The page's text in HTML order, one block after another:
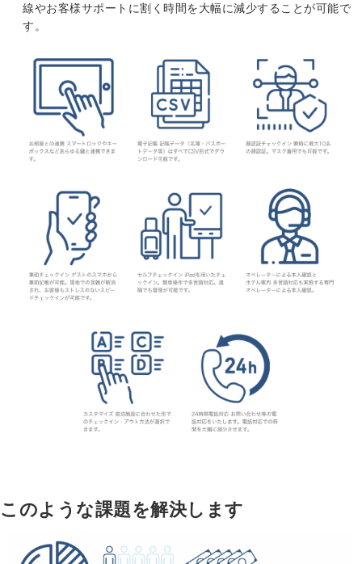
線やお客様サポートに割く時間を大幅に減少することが可能で
す。
このような課題を解決します